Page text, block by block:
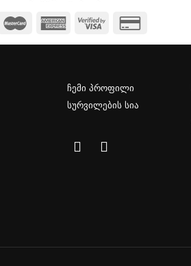
ჩემი პროფილი
სურვილების სია